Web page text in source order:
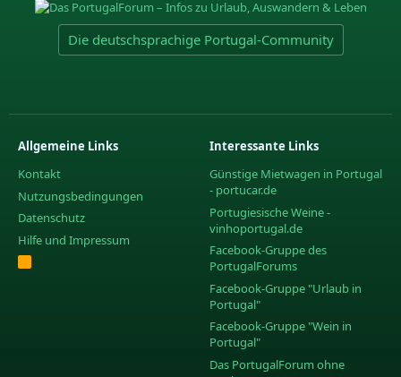
Die deutschsprachige Portugal-Community
Allgemeine Links
Kontakt
Nutzungsbedingungen
Datenschutz
Hilfe und Impressum
R
Interessante Links
Günstige Mietwagen in Portugal
- portucar.de
Portugiesische Weine -
vinhoportugal.de
Facebook-Gruppe des
PortugalForums
Facebook-Gruppe "Urlaub in
Portugal"
Facebook-Gruppe "Wein in
Portugal"
Das PortugalForum ohne